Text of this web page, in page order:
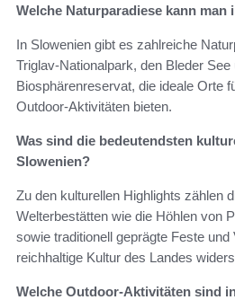
Welche Naturparadiese kann man
In Slowenien gibt es zahlreiche
Triglav-Nationalpark, den Bleder See
Biosphärenreservat, die ideale Orte
Outdoor-Aktivitäten bieten.
Was sind die bedeutendsten
Slowenien?
Zu den kulturellen Highlights zählen
Welterbestätten wie die Höhlen von
sowie traditionell geprägte Feste und
reichhaltige Kultur des Landes
Welche Outdoor-Aktivitäten sind